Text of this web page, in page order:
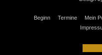
Beginn Termine Mein